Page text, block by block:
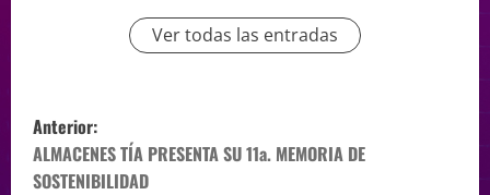
Ver todas las entradas
Anterior:
ALMACENES TÍA PRESENTA SU 11a. MEMORIA DE
SOSTENIBILIDAD